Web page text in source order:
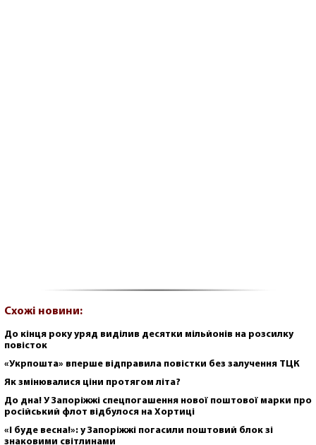
Схожі новини:
До кінця року уряд виділив десятки мільйонів на розсилку
повісток
«Укрпошта» вперше відправила повістки без залучення ТЦК
Як змінювалися ціни протягом літа?
До дна! У Запоріжжі спецпогашення нової поштової марки про
російський флот відбулося на Хортиці
«І буде весна!»: у Запоріжжі погасили поштовий блок зі
знаковими світлинами